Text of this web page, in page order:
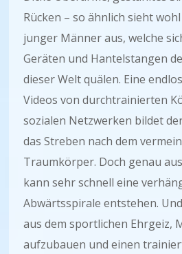
Rücken – so ähnlich sieht
junger Männer aus, welche
Geräten und Hantelstangen
dieser Welt quälen. Eine
Videos von durchtrainierten
sozialen Netzwerken bildet
das Streben nach dem
Traumkörper. Doch genau
kann sehr schnell eine
Abwärtsspirale entstehen.
aus dem sportlichen Ehrgeiz,
aufzubauen und einen